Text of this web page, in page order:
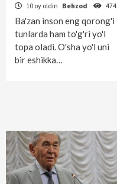
10 oy oldin Behzod 474
Ba'zan inson eng qorong'i
tunlarda ham to'g'ri yo'l
topa oladi. O'sha yo'l uni
bir eshikka…